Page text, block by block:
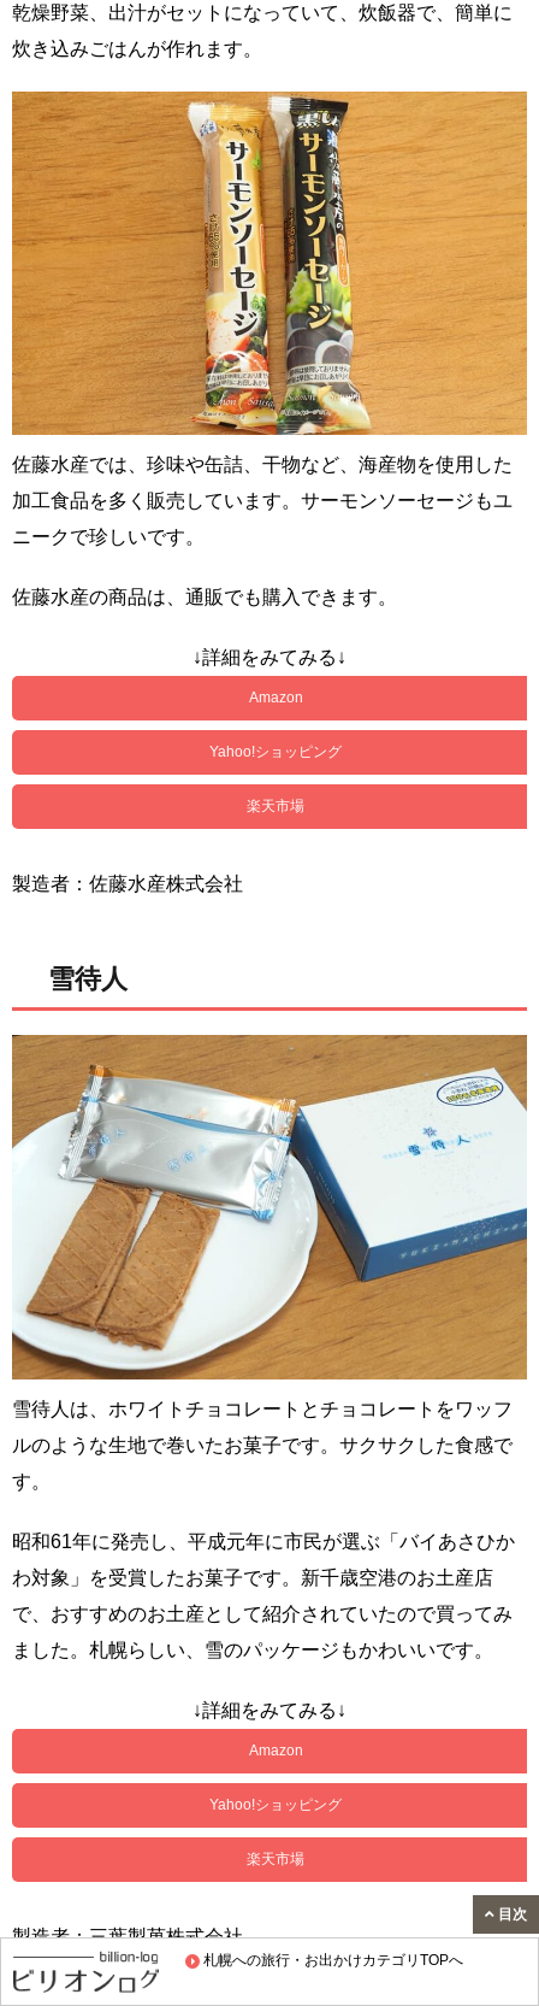
札幌への旅行・お出かけカテゴリTOPへ
乾燥野菜、出汁がセットになっていて、炊飯器で、簡単に
炊き込みごはんが作れます。
佐藤水産では、珍味や缶詰、干物など、海産物を使用した
加工食品を多く販売しています。サーモンソーセージもユ
ニークで珍しいです。
佐藤水産の商品は、通販でも購入できます。
↓詳細をみてみる↓
Amazon
Yahoo!ショッピング
楽天市場
製造者：佐藤水産株式会社
雪待人
雪待人は、ホワイトチョコレートとチョコレートをワッフ
ルのような生地で巻いたお菓子です。サクサクした食感で
す。
昭和61年に発売し、平成元年に市民が選ぶ「バイあさひか
わ対象」を受賞したお菓子です。新千歳空港のお土産店
で、おすすめのお土産として紹介されていたので買ってみ
ました。札幌らしい、雪のパッケージもかわいいです。
↓詳細をみてみる↓
Amazon
Yahoo!ショッピング
楽天市場
製造者：三葉製菓株式会社
目次